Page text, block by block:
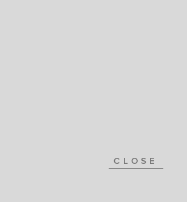
CLOSE